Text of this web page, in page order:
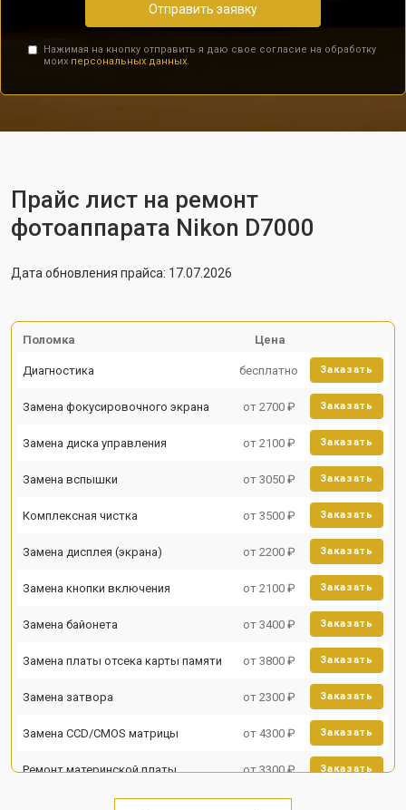
Отправить заявку
Нажимая на кнопку отправить я даю свое согласие на обработку
моих персональных данных.
Прайс лист на ремонт
фотоаппарата Nikon D7000
Дата обновления прайса: 17.07.2026
Поломка Цена
Диагностика бесплатно Заказать
Замена фокусировочного экрана от 2700 ₽ Заказать
Замена диска управления от 2100 ₽ Заказать
Замена вспышки от 3050 ₽ Заказать
Комплексная чистка от 3500 ₽ Заказать
Замена дисплея (экрана) от 2200 ₽ Заказать
Замена кнопки включения от 2100 ₽ Заказать
Замена байонета от 3400 ₽ Заказать
Замена платы отсека карты памяти от 3800 ₽ Заказать
Замена затвора от 2300 ₽ Заказать
Замена CCD/CMOS матрицы от 4300 ₽ Заказать
Ремонт материнской платы от 3300 ₽ Заказать